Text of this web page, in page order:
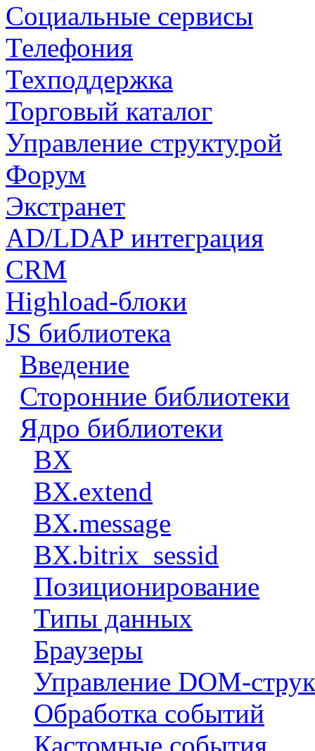
Социальные сервисы
Телефония
Техподдержка
Торговый каталог
Управление структурой
Форум
Экстранет
AD/LDAP интеграция
CRM
Highload-блоки
JS библиотека
Введение
Сторонние библиотеки
Ядро библиотеки
BX
BX.extend
BX.message
BX.bitrix_sessid
Позиционирование
Типы данных
Браузеры
Управление DOM-
Обработка событий